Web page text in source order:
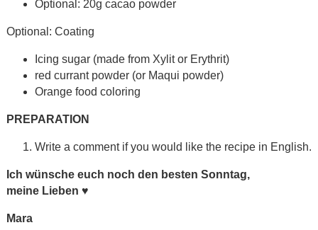
Optional: 20g cacao powder
Optional: Coating
Icing sugar (made from Xylit or Erythrit)
red currant powder (or Maqui powder)
Orange food coloring
PRE PARATION
Write a comment if you would like the recipe in English.
Ich wünsche euch noch den besten Sonntag,
meine Lieben ♥
Mara